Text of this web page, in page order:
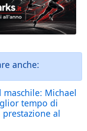
anche:
Michael
tempo di
al